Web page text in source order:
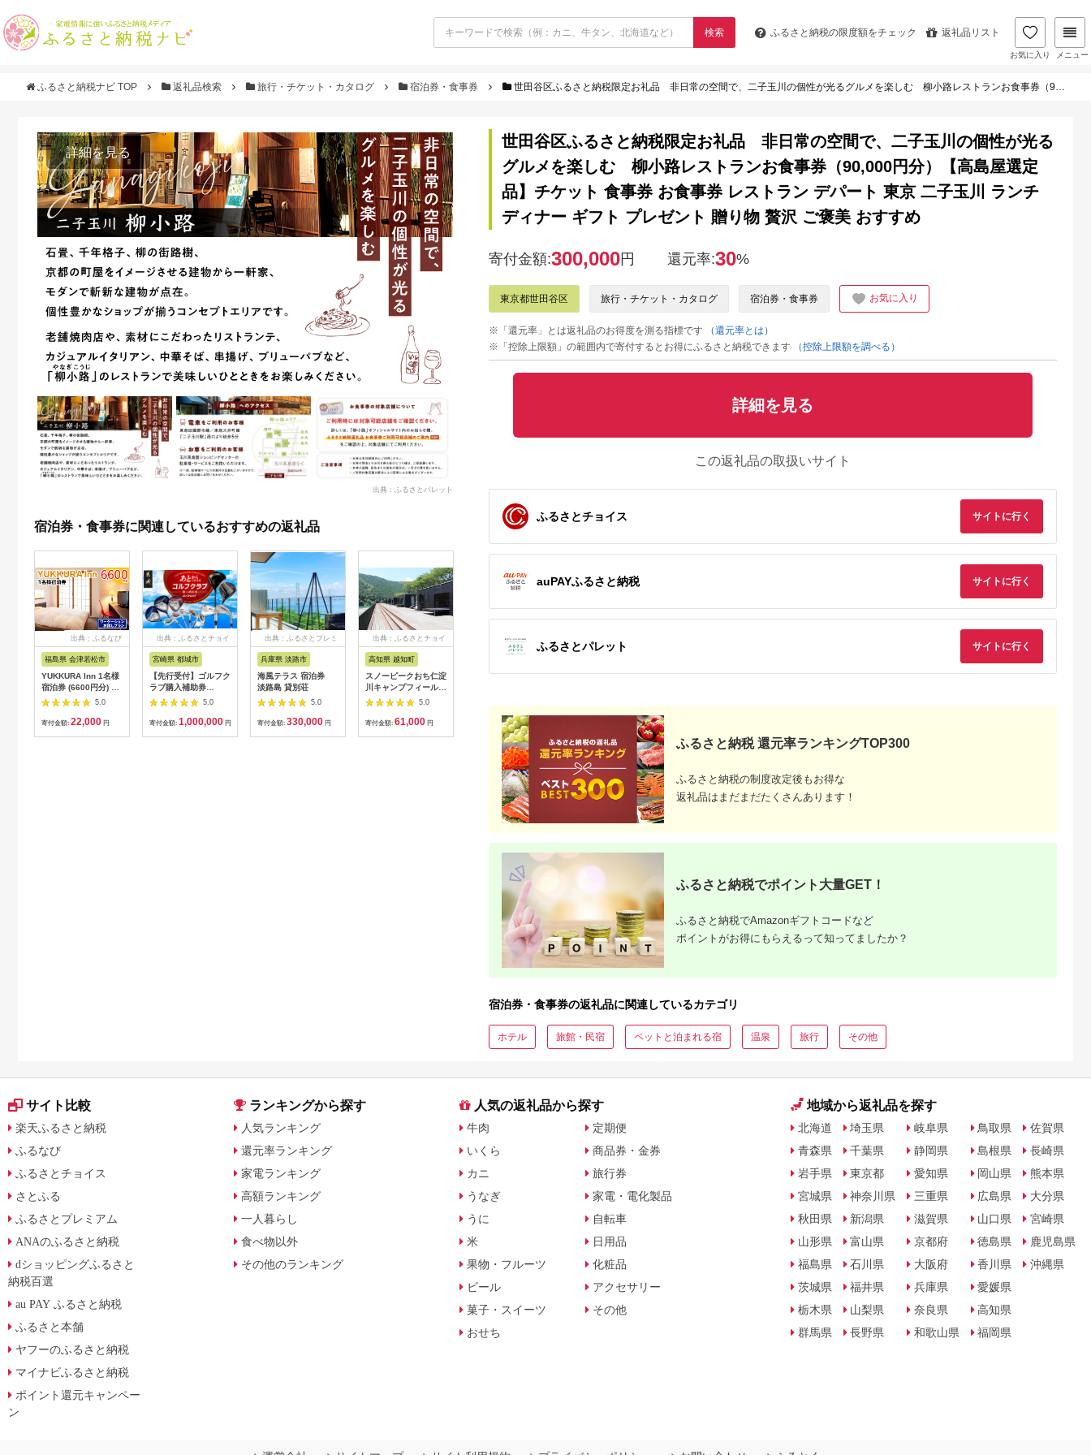
検索 ふるさと納税の限度額をチェック 返礼品リスト
お気に入り メニュー
ふるさと納税ナビ TOP 返礼品検索 旅行・チケット・カタログ 宿泊券・食事券 世田谷区ふるさと納税限定お礼品 非日常の空間で、二子玉川の個性が光るグルメを楽しむ 柳小路レストランお食事券（90,000円分）【高島屋選定品】チケット 食事券 お食事券 レストラン デパート 東京 二子玉川 ランチ ディナー ギフト プレゼント 贈り物 贅沢 ご褒美 おすすめ
詳細を見る
出典：ふるさとパレット
宿泊券・食事券に関連しているおすすめの返礼品
出典：ふるなび
福島県 会津若松市
YUKKURA Inn 1名様
宿泊券 (6600円分) ワ
ーケーションお試しプ
ラン｜東北 福島県 会
津若松市 東山温泉 旅
5.0
寄付金額: 22,000 円
出典：ふるさとチョイ
宮崎県 都城市
【先行受付】ゴルフク
ラブ購入補助券
300,000円_GI-
C701_(都城市) ゴルフ
ゴルフクラブ ダンロ
5.0
寄付金額: 1,000,000 円
出典：ふるさとプレミ
兵庫県 淡路市
海風テラス 宿泊券
淡路島 貸別荘
5.0
寄付金額: 330,000 円
出典：ふるさとチョイ
高知県 越知町
スノーピークおち仁淀
川キャンプフィールド
「住箱-jyubako-」ペ
ア宿泊チケット
5.0
寄付金額: 61,000 円
出典：ふるさとプレミ
アム
立山町 宿泊施設 宿泊
山荘 ホテル 旅 旅行
観光 レジャー チケッ
ト 登山 トレッキング
アルペンルート 山岳
観光 立山観光 立山黒
部観光 F6T-778
寄付金額:60,000
うなぎ横綱 名物 ひつ
事 ランチ ディナー ペ
ア 夫婦 カップル 送料
無料[MFA002]
28,000円
【御池クリニック】が
FABRIC TOKYO オー
四季の宿 こよみ 宿泊
北軽井沢・八ッ場ダ
世田谷区ふるさと納税限定お礼品 非日常の空間で、二子玉川の個性が光る
グルメを楽しむ 柳小路レストランお食事券（90,000円分）【高島屋選定
品】チケット 食事券 お食事券 レストラン デパート 東京 二子玉川 ランチ
ディナー ギフト プレゼント 贈り物 贅沢 ご褒美 おすすめ
寄付金額:300,000円 還元率:30%
東京都世田谷区 旅行・チケット・カタログ 宿泊券・食事券 お気に入り
※「還元率」とは返礼品のお得度を測る指標です
（還元率とは）
※「控除上限額」の範囲内で寄付するとお得にふるさと納税できます
（控除上限額を調べる）
詳細を見る
この返礼品の取扱いサイト
ふるさとチョイス サイトに行く
auPAYふるさと納税 サイトに行く
ふるさとパレット サイトに行く
ふるさと納税 還元率ランキングTOP300
ふるさと納税の制度改定後もお得な
返礼品はまだまだたくさんあります！
ふるさと納税でポイント大量GET！
ふるさと納税でAmazonギフトコードなど
ポイントがお得にもらえるって知ってましたか？
宿泊券・食事券の返礼品に関連しているカテゴリ
ホテル 旅館・民宿 ペットと泊まれる宿 温泉 旅行 その他
サイト比較
楽天ふるさと納税
ふるなび
ふるさとチョイス
さとふる
ふるさとプレミアム
ANAのふるさと納税
dショッピングふるさと
納税百選
au PAY ふるさと納税
ふるさと本舗
ヤフーのふるさと納税
マイナビふるさと納税
ポイント還元キャンペー
ン
ランキングから探す
人気ランキング
還元率ランキング
家電ランキング
高額ランキング
一人暮らし
食べ物以外
その他のランキング
人気の返礼品から探す
牛肉
いくら
カニ
うなぎ
うに
米
果物・フルーツ
ビール
菓子・スイーツ
おせち
定期便
商品券・金券
旅行券
家電・電化製品
自転車
日用品
化粧品
アクセサリー
その他
地域から返礼品を探す
北海道
青森県
岩手県
宮城県
秋田県
山形県
福島県
茨城県
栃木県
群馬県
埼玉県
千葉県
東京都
神奈川県
新潟県
富山県
石川県
福井県
山梨県
長野県
岐阜県
静岡県
愛知県
三重県
滋賀県
京都府
大阪府
兵庫県
奈良県
和歌山県
鳥取県
島根県
岡山県
広島県
山口県
徳島県
香川県
愛媛県
高知県
福岡県
佐賀県
長崎県
熊本県
大分県
宮崎県
鹿児島県
沖縄県